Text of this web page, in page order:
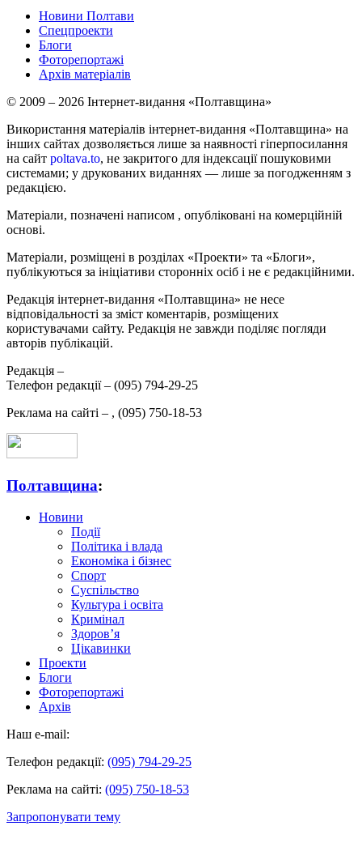
Новини Полтави
Спецпроекти
Блоги
Фоторепортажі
Архів матеріалів
© 2009 – 2026 Інтернет-видання «Полтавщина»
Використання матеріалів інтернет-видання «Полтавщина» на
інших сайтах дозволяється лише за наявності гіперпосилання
на сайт poltava.to, не закритого для індексації пошуковими
системами; у друкованих виданнях — лише за погодженням з
редакцією.
Матеріали, позначені написом , опубліковані на комерційній
основі.
Матеріали, розміщені в розділах «Проекти» та «Блоги»,
публікуються за ініціативи сторонніх осіб і не є редакційними.
Редакція інтернет-видання «Полтавщина» не несе
відповідальності за зміст коментарів, розміщених
користувачами сайту. Редакція не завжди поділяє погляди
авторів публікацій.
Редакція –
Телефон редакції – (095) 794-29-25
Реклама на сайті – , (095) 750-18-53
Полтавщина:
Новини
Події
Політика і влада
Економіка і бізнес
Спорт
Суспільство
Культура і освіта
Кримінал
Здоров’я
Цікавинки
Проекти
Блоги
Фоторепортажі
Архів
Наш e-mail:
Телефон редакції: (095) 794-29-25
Реклама на сайті: (095) 750-18-53
Запропонувати тему